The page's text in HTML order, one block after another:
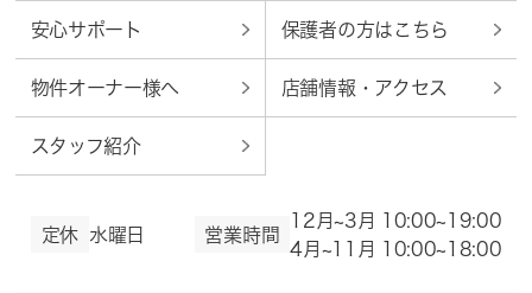
安心サポート 保護者の方はこちら
物件オーナー様へ 店舗情報・アクセス
スタッフ紹介
定休 水曜日 営業時間
12月~3月 10:00~19:00
4月~11月 10:00~18:00